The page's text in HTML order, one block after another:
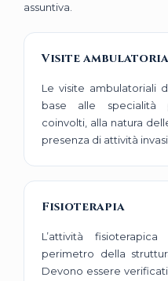
assuntiva.
Visite
Le visite ambulatoriali
base alle specialità
coinvolti, alla natura
presenza di attività
Fisioterapia
L’attività
perimetro della
Devono essere